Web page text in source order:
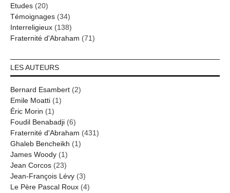
Etudes (20)
Témoignages (34)
Interreligieux (138)
Fraternité d'Abraham (71)
LES AUTEURS
Bernard Esambert (2)
Emile Moatti (1)
Éric Morin (1)
Foudil Benabadji (6)
Fraternité d'Abraham (431)
Ghaleb Bencheikh (1)
James Woody (1)
Jean Corcos (23)
Jean-François Lévy (3)
Le Père Pascal Roux (4)